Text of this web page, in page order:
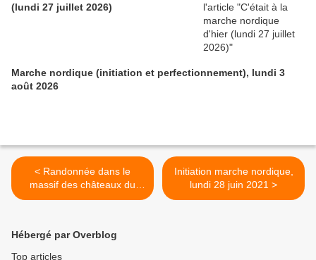
(lundi 27 juillet 2026)
Marche nordique (initiation et perfectionnement), lundi 3
août 2026
< Randonnée dans le
massif des châteaux du
Bernstein et de
Initiation marche nordique,
lundi 28 juin 2021 >
Hébergé par Overblog
Top articles